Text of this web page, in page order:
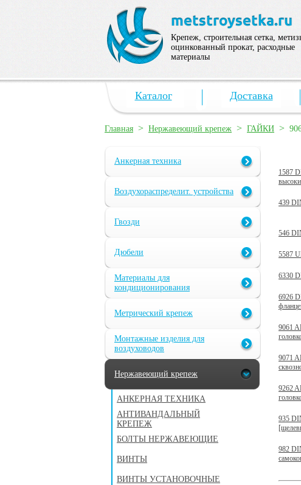
Крепеж, строительная сетка,
оцинкованный прокат, расходные
материалы
Каталог Доставка
Главная > Нержавеющий крепеж > ГАЙКИ >
Анкерная техника
Воздухораспределит. устройства
Гвозди
Дюбели
Материалы для
кондиционирования
Метрический крепеж
Монтажные изделия для
воздуховодов
Нержавеющий крепеж
АНКЕРНАЯ ТЕХНИКА
АНТИВАНДАЛЬНЫЙ
КРЕПЕЖ
БОЛТЫ НЕРЖАВЕЮЩИЕ
ВИНТЫ
ВИНТЫ УСТАНОВОЧНЫЕ
1587
439
546
5587
6330
6926
9061
9071
9262
935
982